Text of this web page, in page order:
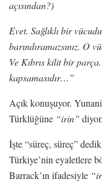
açısından?)
Evet. Sağlıklı bir
barındıramazsınız. O
Ve Kıbrıs kilit bir
kapsamasıdır…”
Açık konuşuyor.
Türklüğüne “irin”
İşte “süreç, süreç”
Türkiye’nin eyaletlere
Barrack’ın ifadesiyle